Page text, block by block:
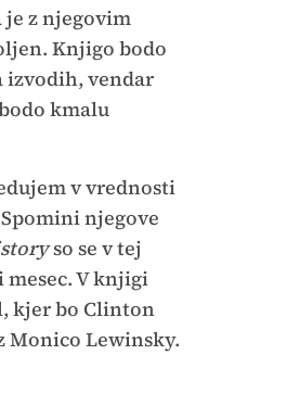
z njegovim
Knjigo bodo
vendar
kmalu
v vrednosti
njegove
so se v tej
V knjigi
kjer bo Clinton
Monico Lewinsky.